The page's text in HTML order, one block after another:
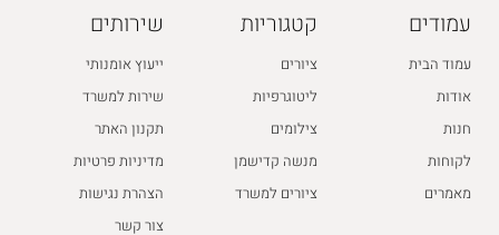
עמודים
עמוד הבית
אודות
חנות
לקוחות
מאמרים
קטגוריות
ציורים
ליטוגרפיות
צילומים
מנשה קדישמן
ציורים למשרד
שירותים
ייעוץ אומנותי
שירות למשרד
תקנון האתר
מדיניות פרטיות
הצהרת נגישות
צור קשר